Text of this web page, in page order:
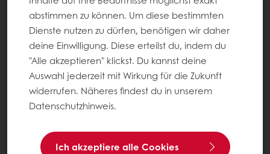
abstimmen zu können. Um diese bestimmten
Dienste nutzen zu dürfen, benötigen wir daher
deine Einwilligung. Diese erteilst du, indem du
"Alle akzeptieren" klickst. Du kannst deine
Auswahl jederzeit mit Wirkung für die Zukunft
widerrufen. Näheres findest du in unserem
Datenschutzhinweis.
Ich akzeptiere alle Cookies